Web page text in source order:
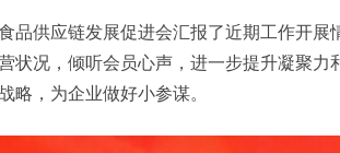
品供应链发展促进会汇报了近期工作开
状况，倾听会员心声，进一步提升凝聚
略，为企业做好小参谋。